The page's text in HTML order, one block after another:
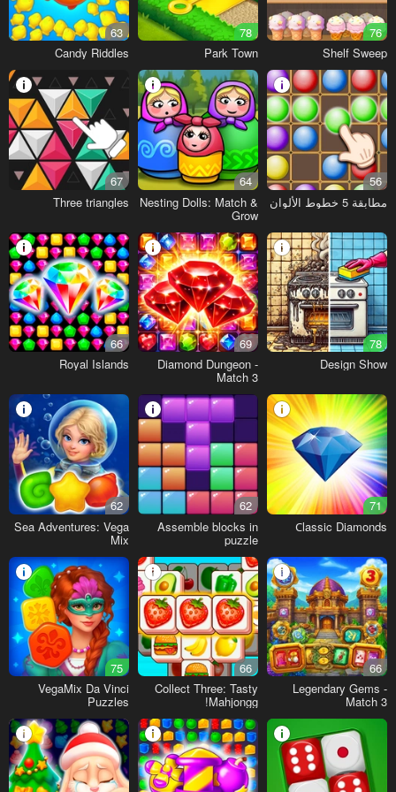
76
Shelf Sweep
78
Park Town
63
Candy Riddles
56
مطابقة 5 خطوط الألوان
64
Nesting Dolls: Match &
Grow
67
Three triangles
78
Design Show
69
Diamond Dungeon -
Match 3
66
Royal Islands
71
Сlassic Diamonds
62
Assemble blocks in
puzzle
62
Sea Adventures: Vega
Mix
66
Legendary Gems -
Match 3
66
Collect Three: Tasty
Mahjongg!
75
VegaMix Da Vinci
Puzzles